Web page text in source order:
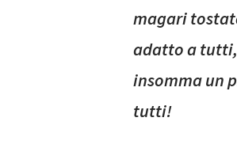
magari
adatto a
insomma un
tutti!